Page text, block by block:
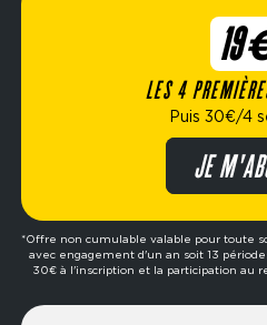
push, ski-erg et bien plus
améliorer ton endurance,
Élue meilleure marque de
Fitness Park propose des
adaptées à ton mode de
19€/4 semaines, options
formule premium, etc. Prêt
Réserve ta séance
LES 4
Puis 30€/4
JE
*Offre non cumulable valable pour toute
avec engagement d'un an soit 13
30€ à l'inscription et la participation au